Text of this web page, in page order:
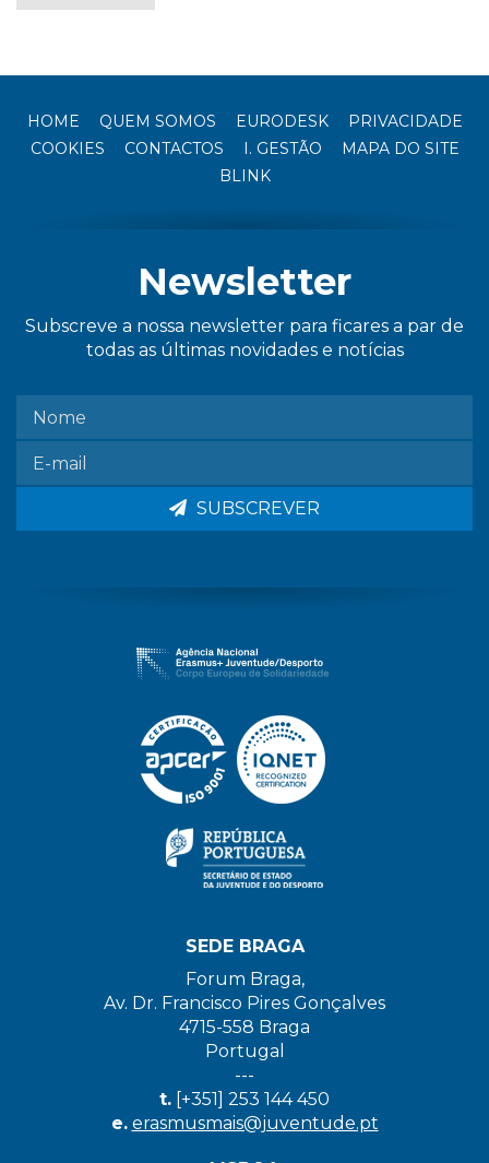
HOME QUEM SOMOS EURODESK
PRIVACIDADE
COOKIES
CONTACTOS I. GESTÃO
MAPA DO SITE
BLINK
Newsletter
Subscreve a nossa newsletter para ficares a par de
todas as últimas novidades e notícias
SUBSCREVER
SEDE BRAGA
Forum Braga,
Av. Dr. Francisco Pires Gonçalves
4715-558 Braga
Portugal
---
t. [+351] 253 144 450
e. erasmusmais@juventude.pt